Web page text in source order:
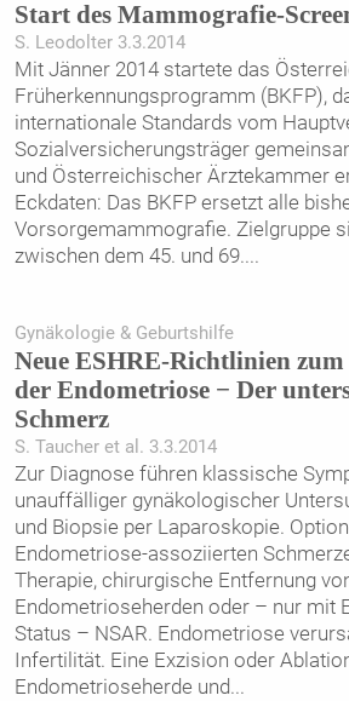
Start des Mammografie-
S. Leodolter 3.3.2014
Mit Jänner 2014 startete das
Früherkennungsprogramm (BKFP),
internationale Standards vom
Sozialversicherungsträger
und Österreichischer Ärztekammer
Eckdaten: Das BKFP ersetzt alle
Vorsorgemammografie. Zielgruppe
zwischen dem 45. und 69....
Gynäkologie & Geburtshilfe
Neue ESHRE-Richtlinien
der Endometriose − Der
Schmerz
S. Taucher et al. 3.3.2014
Zur Diagnose führen klassische
unauffälliger gynäkologischer
und Biopsie per Laparoskopie.
Endometriose-assoziierten
Therapie, chirurgische Entfernung
Endometrioseherden oder – nur mit
Status – NSAR. Endometriose
Infertilität. Eine Exzision oder
Endometrioseherde und...